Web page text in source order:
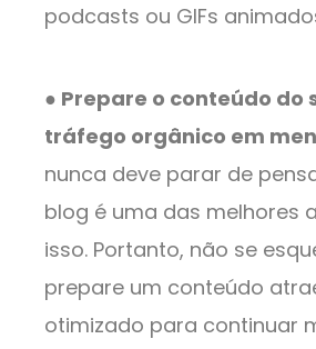
podcasts ou GIFs
● Prepare o conteúdo do
tráfego orgânico em
nunca deve parar de
blog é uma das melhores
isso. Portanto, não se
prepare um conteúdo
otimizado para continuar